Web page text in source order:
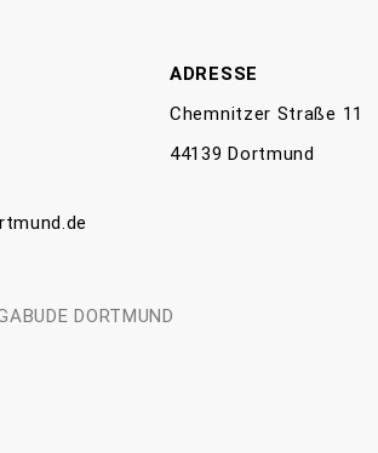
ADRESSE
Chemnitzer Straße 11
44139 Dortmund
DORTMUND